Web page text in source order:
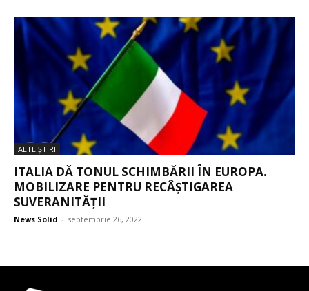
ALTE ŞTIRI
ITALIA DĂ TONUL SCHIMBĂRII ÎN EUROPA.
MOBILIZARE PENTRU RECÂȘTIGAREA
SUVERANITĂȚII
News Solid - septembrie 26, 2022